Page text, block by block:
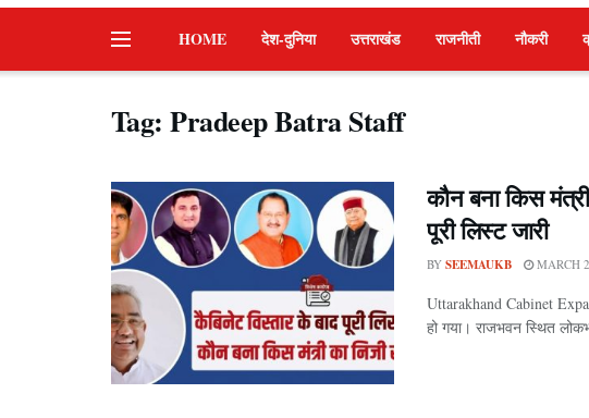
HOME देश-दुनिया उत्तराखंड राजनीती नौकरी
Tag:Pradeep Batra Staff
कौन बना किस
पूरी लिस्ट जारी
BY SEEMAUKB MARCH
Uttarakhand Cabinet
हो गया। राजभवन स्थित